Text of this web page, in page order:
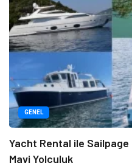
GENEL
Yacht Rental ile Sailpage
Mavi Yolculuk